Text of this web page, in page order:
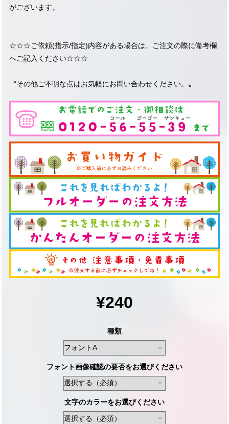
がございます。
☆☆☆ご依頼(指示/指定)内容がある場合は、ご注文の際に備考欄
へご記入ください☆☆☆
〝その他ご不明な点はお気軽にお問い合わせください。〟
¥240
種類
フォント画像確認の要否をお選びください
文字のカラーをお選びください